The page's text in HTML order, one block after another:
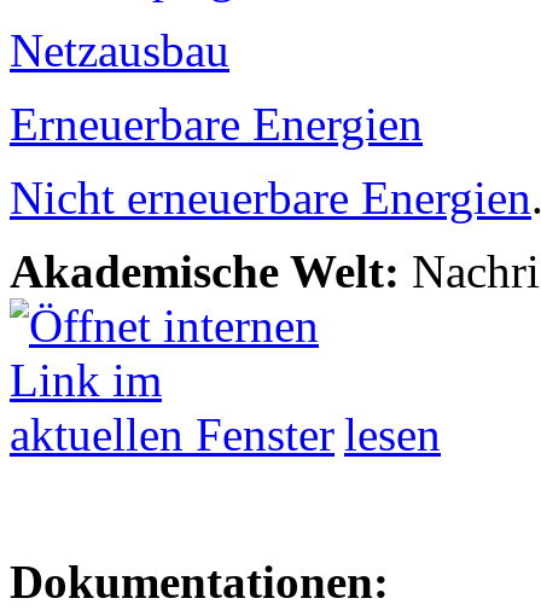
Netzausbau
Erneuerbare Energien
Nicht erneuerbare Energien
Akademische Welt:
lesen
Dokumentationen: